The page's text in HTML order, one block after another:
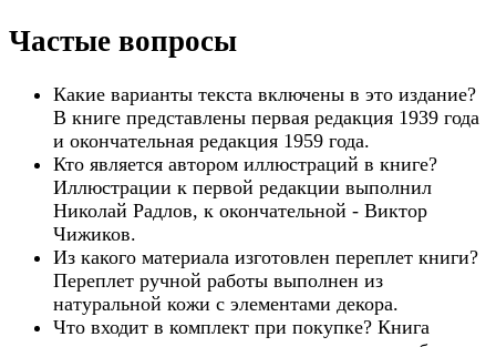
Частые вопросы
Какие варианты текста включены в это издание?
В книге представлены первая редакция 1939 года
и окончательная редакция 1959 года.
Кто является автором иллюстраций в книге?
Иллюстрации к первой редакции выполнил
Николай Радлов, к окончательной - Виктор
Чижиков.
Из какого материала изготовлен переплет книги?
Переплет ручной работы выполнен из
натуральной кожи с элементами декора.
Что входит в комплект при покупке? Книга